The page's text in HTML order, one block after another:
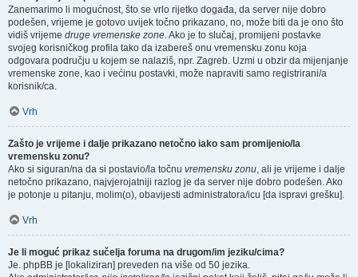
Zanemarimo li mogućnost, što se vrlo rijetko događa, da server nije dobro
podešen, vrijeme je gotovo uvijek točno prikazano, no, može biti da je ono što
vidiš vrijeme druge vremenske zone. Ako je to slučaj, promijeni postavke
svojeg korisničkog profila tako da izabereš onu vremensku zonu koja
odgovara području u kojem se nalaziš, npr. Zagreb. Uzmi u obzir da mijenjanje
vremenske zone, kao i većinu postavki, može napraviti samo registrirani/a
korisnik/ca.
Vrh
Zašto je vrijeme i dalje prikazano netočno iako sam promijenio/la
vremensku zonu?
Ako si siguran/na da si postavio/la točnu vremensku zonu, ali je vrijeme i dalje
netočno prikazano, najvjerojatniji razlog je da server nije dobro podešen. Ako
je potonje u pitanju, molim(o), obavijesti administratora/icu [da ispravi grešku].
Vrh
Je li moguć prikaz sučelja foruma na drugom/im jeziku/cima?
Je. phpBB je [lokaliziran] preveden na više od 50 jezika.